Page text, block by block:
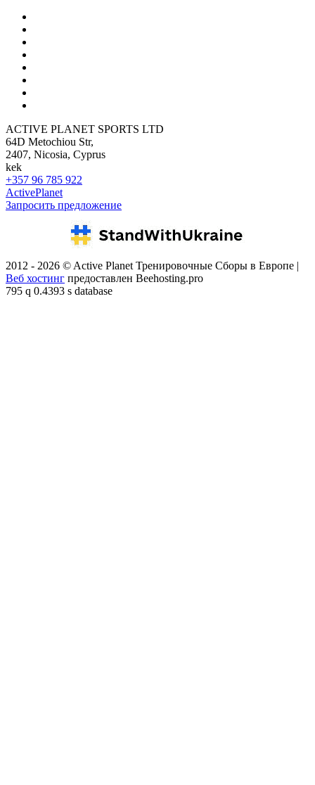
ACTIVE PLANET SPORTS LTD
64D Metochiou Str,
2407, Nicosia, Cyprus
kek
+357 96 785 922
ActivePlanet
Запросить предложение
2012 - 2026 © Active Planet Тренировочные Сборы в Европе |
Веб хостинг предоставлен Beehosting.pro
795 q 0.4393 s database